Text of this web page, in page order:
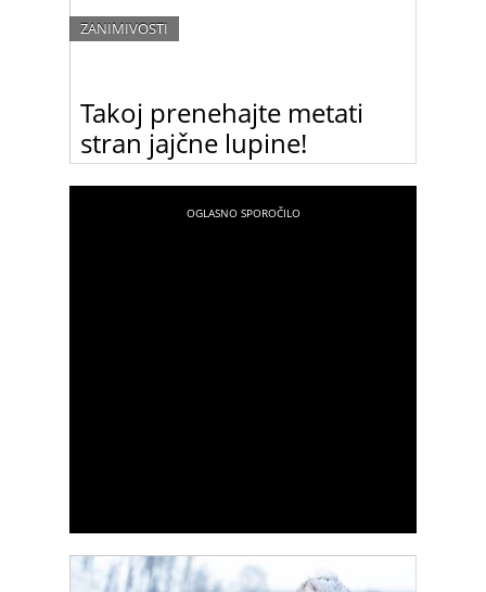
Takoj prenehajte metati
stran jajčne lupine!
ZANIMIVOSTI